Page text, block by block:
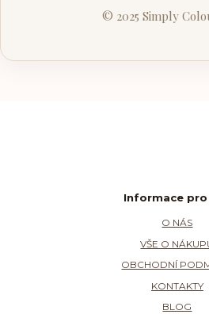
© 2025 Simply
Informace pro
O NÁS
VŠE O
OBCHODNÍ
KONTAKTY
BLOG